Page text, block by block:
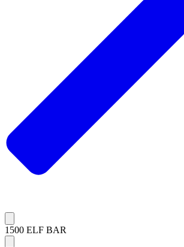
1500 ELF BAR